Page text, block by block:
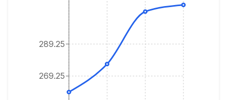
269.25
289.25